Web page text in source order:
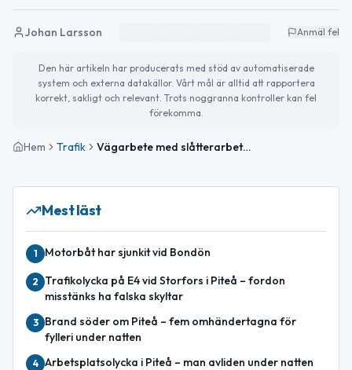
Johan Larsson Anmäl fel
Den här artikeln har producerats med stöd av automatiserade
system och externa datakällor. Vårt mål är alltid att rapportera
korrekt, sakligt och relevant. Trots noggranna kontroller kan fel
förekomma.
Hem Trafik Vägarbete med slåtterarbete på E4 mellan Pitsund S och Bergsviken avslutat
Mest läst
1 Motorbåt har sjunkit vid Bondön
2
Trafikolycka på E4 vid Storfors i Piteå – fordon
misstänks ha falska skyltar
3
Brand söder om Piteå – fem omhändertagna för
fylleri under natten
4 Arbetsplatsolycka i Piteå – man avliden under natten